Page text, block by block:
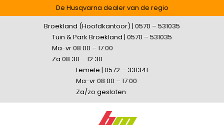
De Husqvarna dealer van de regio
Broekland (Hoofdkantoor) | 0570 – 531035
Tuin & Park Broekland | 0570 – 531035
Ma-vr 08:00 – 17:00
Za 08:30 – 12:30
Lemele | 0572 – 331341
Ma-vr 08:00 – 17:00
Za/zo gesloten